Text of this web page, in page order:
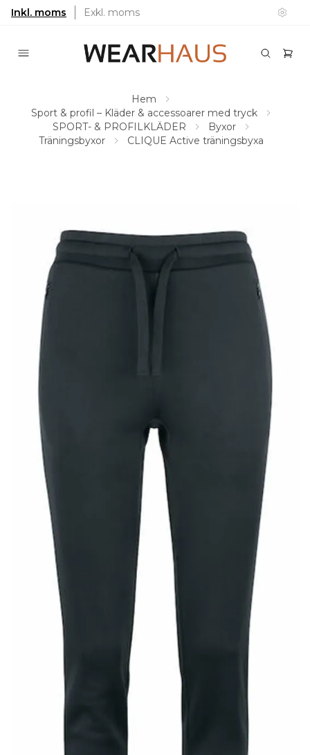
Inkl. moms Exkl. moms
Hem
Sport & profil – Kläder & accessoarer med tryck
SPORT- & PROFILKLÄDER
Byxor
Träningsbyxor
CLIQUE Active träningsbyxa